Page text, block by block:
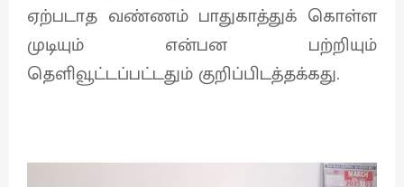
ஏற்படாத வண்ணம் பாதுகாத்துக் கொள்ள
முடியும் என்பன பற்றியும்
தெளிவூட்டப்பட்டதும் குறிப்பிடத்தக்கது.